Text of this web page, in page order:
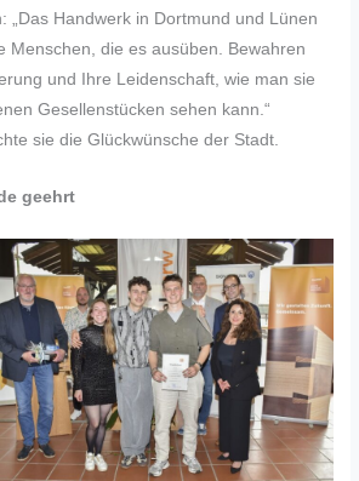
„Das Handwerk in Dortmund und Lünen
Menschen, die es ausüben. Bewahren
und Ihre Leidenschaft, wie man sie
Gesellenstücken sehen kann.“
sie die Glückwünsche der Stadt.
geehrt